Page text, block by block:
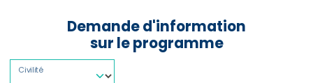
Demande d'information
sur le programme
Civilité